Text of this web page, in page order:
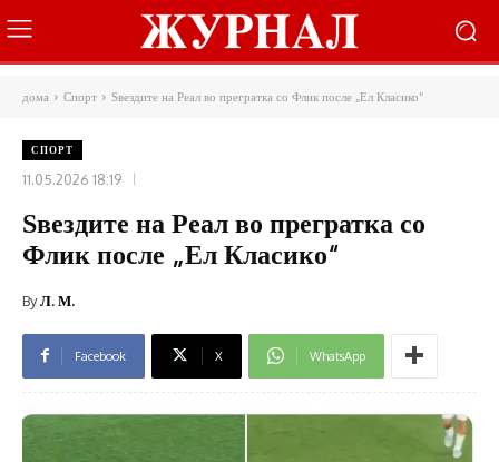
дома Спорт Ѕвездите на Реал во прегратка со Флик после „Ел Класико“
СПОРТ
11.05.2026 18:19
Ѕвездите на Реал во прегратка со
Флик после „Ел Класико“
ByЛ. М.
Facebook X WhatsApp